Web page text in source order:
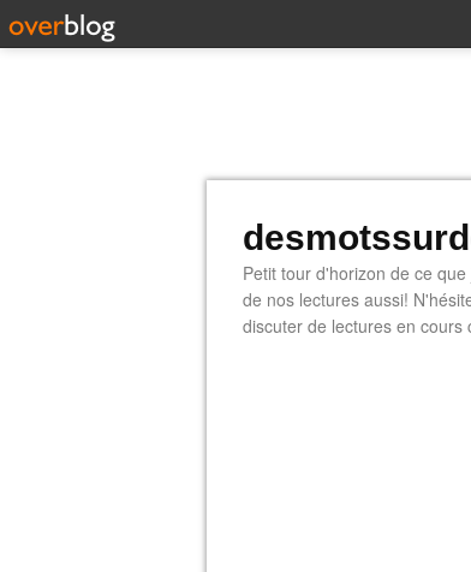
Petit tour d'horizon de ce
de nos lectures aussi!
discuter de lectures en